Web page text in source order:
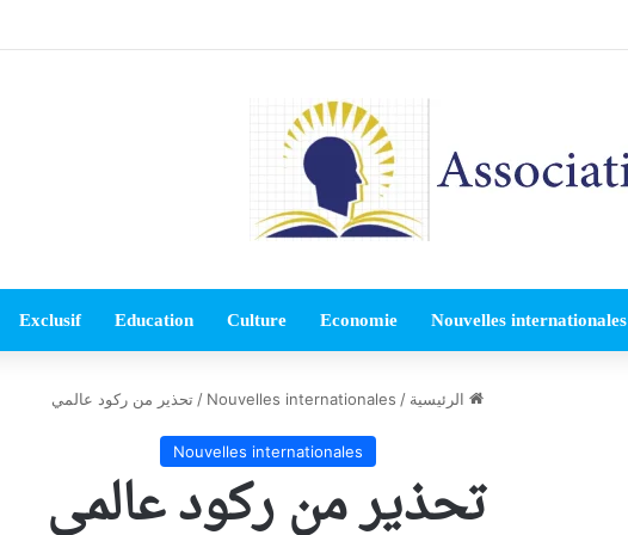
Nouvelles internationales
Economie
Culture
Education
Exclusif
الرئيسية /
Nouvelles internationales
/ تحذير من ركود عالمي
Nouvelles internationales
تحذير من ركود عالمي